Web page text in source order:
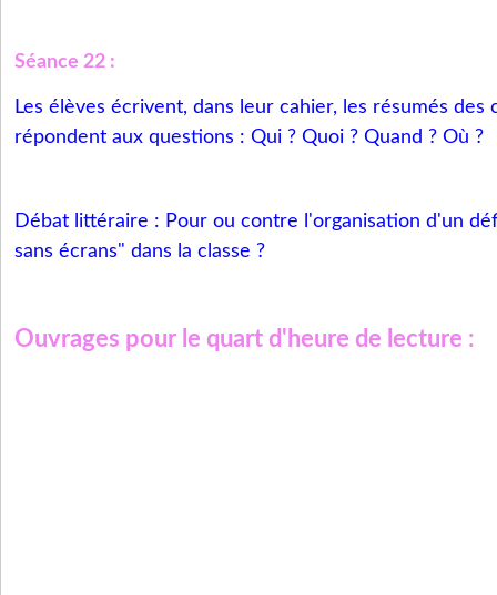
Séance 22 :
Les élèves écrivent, dans leur cahier, les résumés des
répondent aux questions : Qui ? Quoi ? Quand ? Où ?
Débat littéraire : Pour ou contre l'organisation d'un
sans écrans" dans la classe ?
Ouvrages pour le quart d'heure de lecture :